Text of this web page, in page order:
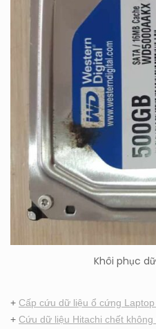
Khôi phục
+ Cấp cứu dữ liệu ổ cứng Laptop
+ Cứu dữ liệu Hitachi chết